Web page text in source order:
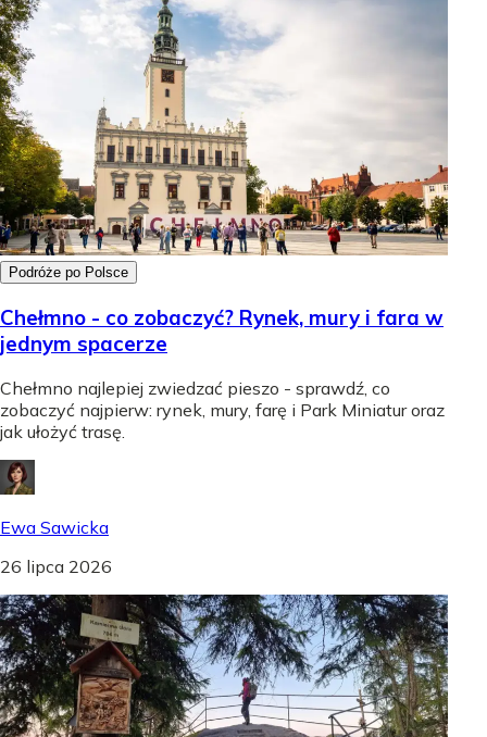
Podróże po Polsce
Chełmno - co zobaczyć? Rynek, mury i fara w
jednym spacerze
Chełmno najlepiej zwiedzać pieszo - sprawdź, co
zobaczyć najpierw: rynek, mury, farę i Park Miniatur oraz
jak ułożyć trasę.
Ewa Sawicka
26 lipca 2026